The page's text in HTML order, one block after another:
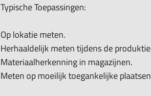
Typische Toepassingen:
Op lokatie meten.
Herhaaldelijk meten tijdens de
Materiaalherkenning in magazijnen.
Meten op moeilijk toegankelijke